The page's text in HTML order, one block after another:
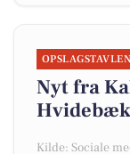
OPSLAGSTAVLEN
Nyt fra
Kilde: Sociale